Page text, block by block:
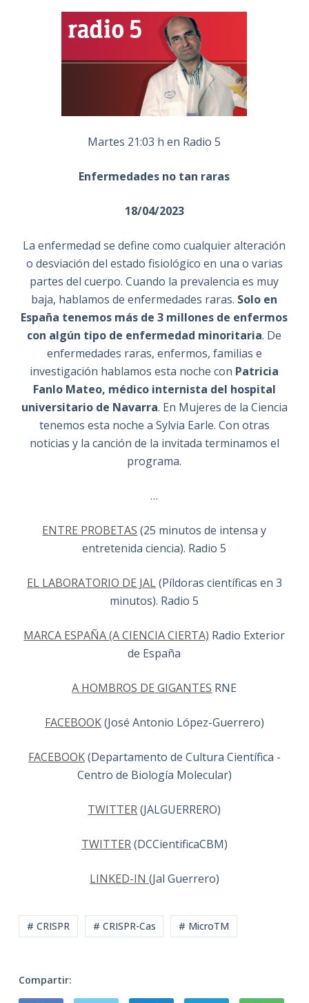
Martes 21:03 h en Radio 5
Enfermedades no tan raras
18/04/2023
La enfermedad se define como cualquier alteración
o desviación del estado fisiológico en una o varias
partes del cuerpo. Cuando la prevalencia es muy
baja, hablamos de enfermedades raras. Solo en
España tenemos más de 3 millones de enfermos
con algún tipo de enfermedad minoritaria. De
enfermedades raras, enfermos, familias e
investigación hablamos esta noche con Patricia
Fanlo Mateo, médico internista del hospital
universitario de Navarra. En Mujeres de la Ciencia
tenemos esta noche a Sylvia Earle. Con otras
noticias y la canción de la invitada terminamos el
programa.
…
ENTRE PROBETAS (25 minutos de intensa y
entretenida ciencia). Radio 5
EL LABORATORIO DE JAL(Píldoras científicas en 3
minutos). Radio 5
MARCA ESPAÑA (A CIENCIA CIERTA) Radio Exterior
de España
A HOMBROS DE GIGANTES RNE
FACEBOOK(José Antonio López-Guerrero)
FACEBOOK(Departamento de Cultura Científica -
Centro de Biología Molecular)
TWITTER(JALGUERRERO)
TWITTER(DCCientificaCBM)
LINKED-IN (Jal Guerrero)
# CRISPR # CRISPR-Cas # MicroTM
Compartir: